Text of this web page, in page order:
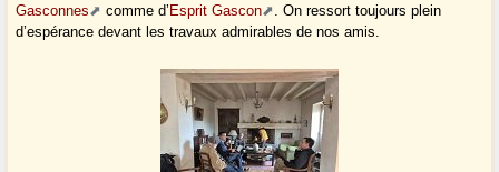
Gasconnes
comme d’ Esprit Gascon
. On ressort toujours plein
d’espérance devant les travaux admirables de nos amis.